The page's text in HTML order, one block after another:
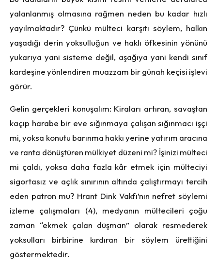
yalanlanmış olmasına rağmen neden bu kadar hızlı
yayılmaktadır? Çünkü mülteci karşıtı söylem, halkın
yaşadığı derin yoksulluğun ve haklı öfkesinin yönünü
yukarıya yani sisteme değil, aşağıya yani kendi sınıf
kardeşine yönlendiren muazzam bir günah keçisi işlevi
görür.
Gelin gerçekleri konuşalım: Kiraları artıran, savaştan
kaçıp harabe bir eve sığınmaya çalışan sığınmacı işçi
mi, yoksa konutu barınma hakkı yerine yatırım aracına
ve ranta dönüştüren mülkiyet düzeni mi? İşinizi mülteci
mi çaldı, yoksa daha fazla kâr etmek için mülteciyi
sigortasız ve açlık sınırının altında çalıştırmayı tercih
eden patron mu? Hrant Dink Vakfı’nın nefret söylemi
izleme çalışmaları (4), medyanın mültecileri çoğu
zaman “ekmek çalan düşman” olarak resmederek
yoksulları birbirine kırdıran bir söylem ürettiğini
göstermektedir.